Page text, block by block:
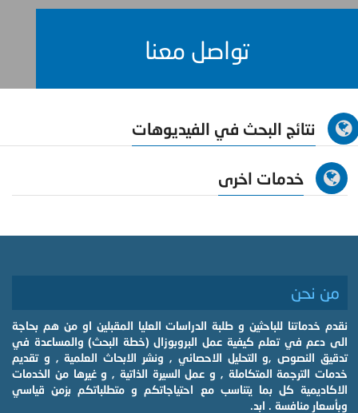
تواصل معنا
نتائج البحث في الفيديوهات
خدمات اخرى
من نحن
نقدم خدماتنا للباحثين و طلبة الدراسات العليا المقبلين او من هم بحاجة
الى دعم في تعلم كيفية عمل البروبوزال (خطة البحث) والمساعدة في
تدقيق النصوص ,و التحليل الاحصائي , ونشر الابحاث العلمية , و تقديم
خدمات الترجمة المتكاملة , و عمل السيرة الذاتية , و غيرها من الخدمات
الاكاديمية كل بما يتناسب مع احتياجاتكم و متطلباتكم بزمن قياسي
وبأسعار منافسة . ابد.